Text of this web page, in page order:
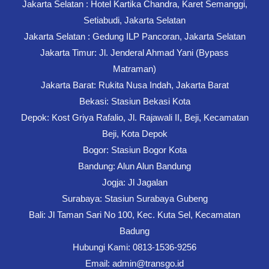
Jakarta Selatan : Hotel Kartika Chandra, Karet Semanggi,
Setiabudi, Jakarta Selatan
Jakarta Selatan : Gedung ILP Pancoran, Jakarta Selatan
Jakarta Timur: Jl. Jenderal Ahmad Yani (Bypass
Matraman)
Jakarta Barat: Rukita Nusa Indah, Jakarta Barat
Bekasi: Stasiun Bekasi Kota
Depok: Kost Griya Rafalio, Jl. Rajawali II, Beji, Kecamatan
Beji, Kota Depok
Bogor: Stasiun Bogor Kota
Bandung: Alun Alun Bandung
Jogja: Jl Jagalan
Surabaya: Stasiun Surabaya Gubeng
Bali: Jl Taman Sari No 100, Kec. Kuta Sel, Kecamatan
Badung
Hubungi Kami: 0813-1536-9256
Email: admin@transgo.id